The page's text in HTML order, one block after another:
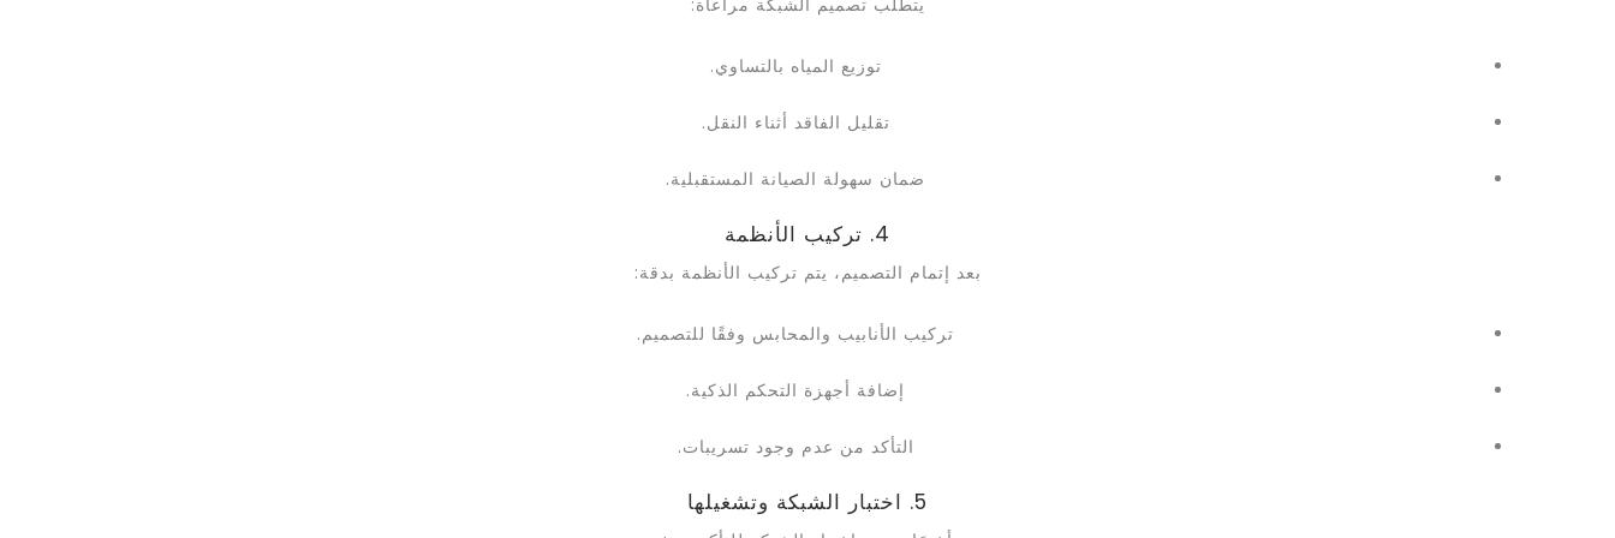
توزيع المياه بالتساوي.
تقليل الفاقد أثناء النقل.
ضمان سهولة الصيانة المستقبلية.
4. تركيب الأنظمة
بعد إتمام التصميم، يتم تركيب الأنظمة بدقة:
تركيب الأنابيب والمحابس وفقًا للتصميم.
إضافة أجهزة التحكم الذكية.
التأكد من عدم وجود تسريبات.
5. اختبار الشبكة وتشغيلها